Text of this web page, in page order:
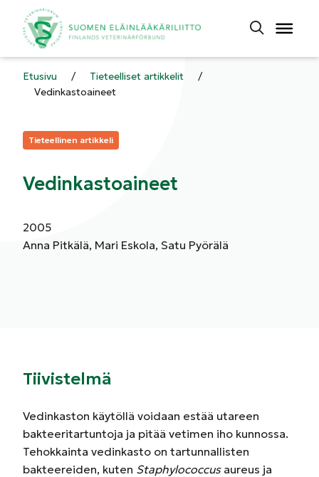
Etusivu / Tieteelliset artikkelit
/
Vedinkastoaineet
Kategoriat:
Tieteellinen artikkeli
Vedinkastoaineet
2005
Anna Pitkälä, Mari Eskola, Satu Pyörälä
Tiivistelmä
Vedinkaston käytöllä voidaan estää utareen
bakteeritartuntoja ja pitää vetimen iho kunnossa.
Tehokkainta vedinkasto on tartunnallisten
bakteereiden, kuten Staphylococcusaureus ja